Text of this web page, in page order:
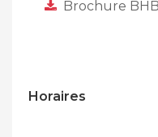
Brochure
Horaires